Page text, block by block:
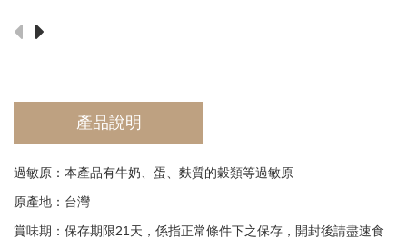
產品說明
過敏原：本產品有牛奶、蛋、麩質的穀類等過敏原
原產地：台灣
賞味期：保存期限21天，係指正常條件下之保存，開封後請盡速食